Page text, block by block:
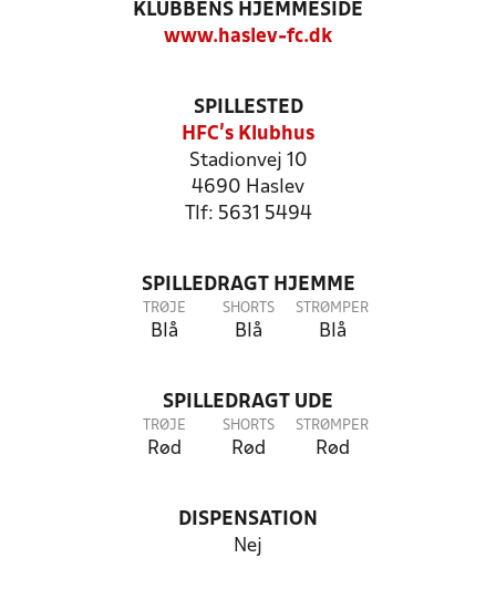
KLUBBENS HJEMMESIDE
www.haslev-fc.dk
SPILLESTED
HFC's Klubhus
Stadionvej 10
4690 Haslev
Tlf: 5631 5494
SPILLEDRAGT HJEMME
TRØJE
Blå
SHORTS
Blå
STRØMPER
Blå
SPILLEDRAGT UDE
TRØJE
Rød
SHORTS
Rød
STRØMPER
Rød
DISPENSATION
Nej